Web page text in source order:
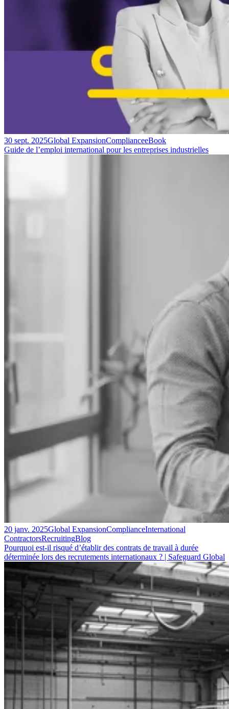
30 sept. 2025Global ExpansionComplianceeBook
Guide de l’emploi international pour les entreprises industrielles
20 janv. 2025Global ExpansionComplianceInternational
ContractorsRecruitingBlog
Pourquoi est-il risqué d’établir des contrats de travail à durée
déterminée lors des recrutements internationaux ? | Safeguard Global